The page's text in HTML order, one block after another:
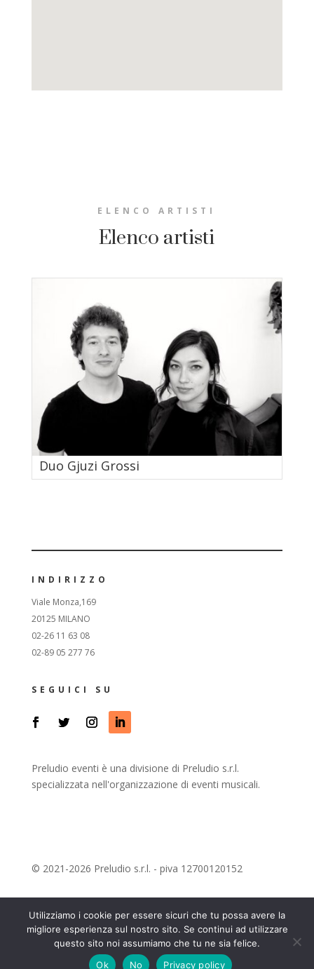
ELENCO ARTISTI
Elenco artisti
Duo Gjuzi Grossi
INDIRIZZO
Viale Monza,169
20125 MILANO
02-26 11 63 08
02-89 05 277 76
SEGUICI SU
Preludio eventi è una divisione di Preludio s.r.l.
specializzata nell'organizzazione di eventi musicali.
© 2021-2026 Preludio s.r.l. - piva 12700120152
Utilizziamo i cookie per essere sicuri che tu possa avere la
migliore esperienza sul nostro sito. Se continui ad utilizzare
questo sito noi assumiamo che tu ne sia felice.
Ok
No Privacy policy